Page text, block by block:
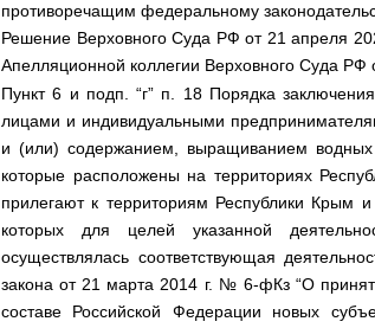
противоречащим федеральному
Решение Верховного Суда РФ от 21 апреля
Апелляционной коллегии Верховного Суда
Пункт 6 и подп. “г” п. 18 Порядка
лицами и индивидуальными
и (или) содержанием, выращиванием водных
которые расположены на территориях
прилегают к территориям Республики Крым
которых для целей указанной
осуществлялась соответствующая
закона от 21 марта 2014 г. № 6-фКз “О
составе Российской Федерации новых